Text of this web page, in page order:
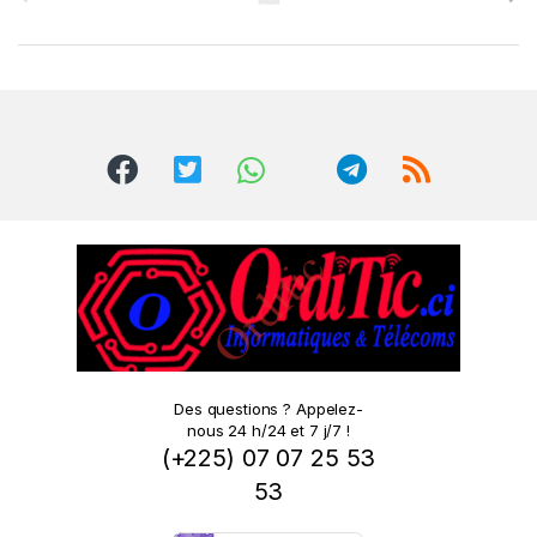
Des questions ? Appelez-
nous 24 h/24 et 7 j/7 !
(+225) 07 07 25 53
53